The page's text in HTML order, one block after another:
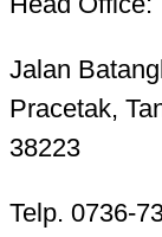
Jalan
Pracetak,
38223
Telp. 0736-